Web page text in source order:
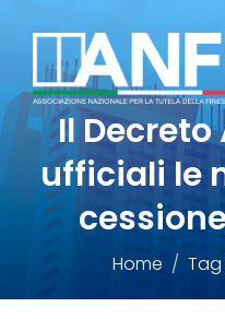
Il Decreto
ufficiali le
Home Tag